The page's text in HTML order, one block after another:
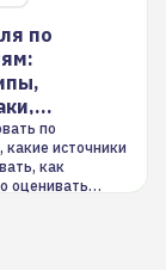
по
по
какие источники
как
оценивать